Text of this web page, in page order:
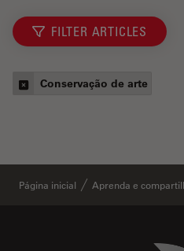
FILTER ARTICLES
Conservação de arte
Página inicial Aprenda e